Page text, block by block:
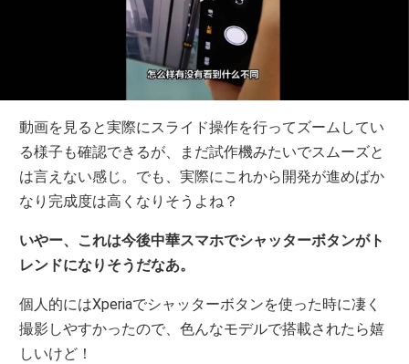
動画を見ると実際にスライド操作を行ってズームしてい
る様子も確認できるが、まだ試作機みたいでスムーズと
は言えない感じ。でも、実際にこれから開発が進めばか
なり完成度は高くなりそうよね？
いやー、これは今後中華スマホでシャッターボタンがト
レンドになりそうだなあ。
個人的にはXperiaでシャッターボタンを使った時に凄く
撮影しやすかったので、色んなモデルで搭載されたら嬉
しいけど！